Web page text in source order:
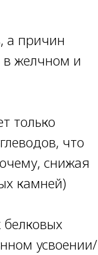
а причин
в желчном и
только
что
снижая
камней)
усвоении/